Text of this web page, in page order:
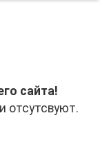
сайта!
отсутсвуют.